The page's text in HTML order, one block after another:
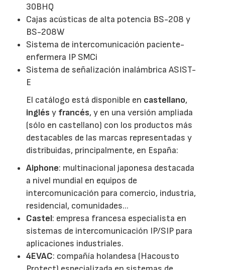
30BHQ
Cajas acústicas de alta potencia BS-208 y
BS-208W
Sistema de intercomunicación paciente-
enfermera IP SMCi
Sistema de señalización inalámbrica ASIST-
E
El catálogo está disponible en castellano,
inglésy francés, y en una versión ampliada
(sólo en castellano) con los productos más
destacables de las marcas representadas y
distribuidas, principalmente, en España:
Aiphone: multinacional japonesa destacada
a nivel mundial en equipos de
intercomunicación para comercio, industria,
residencial, comunidades...
Castel: empresa francesa especialista en
sistemas de intercomunicación IP/SIP para
aplicaciones industriales.
4EVAC: compañía holandesa (Hacousto